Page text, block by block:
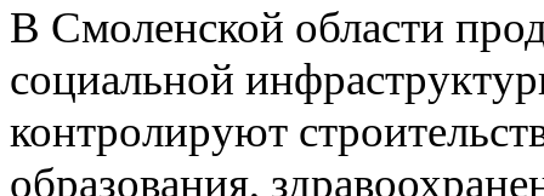
В Смоленской области
социальной
контролируют
образования,